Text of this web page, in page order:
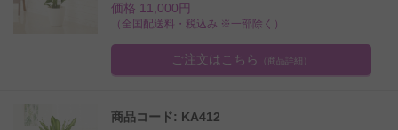
価格 11,000円
（全国配送料・税込み ※一部除く）
ご注文はこちら （商品詳細）
商品コード: KA412